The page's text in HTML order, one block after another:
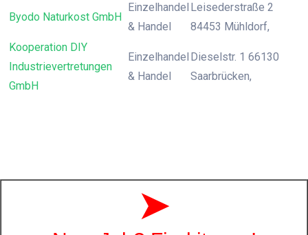
Byodo Naturkost GmbH
Einzelhandel
& Handel
Leisederstraße 2
84453 Mühldorf,
Kooperation DIY
Industrievertretungen
GmbH
Einzelhandel
& Handel
Dieselstr. 1 66130
Saarbrücken,